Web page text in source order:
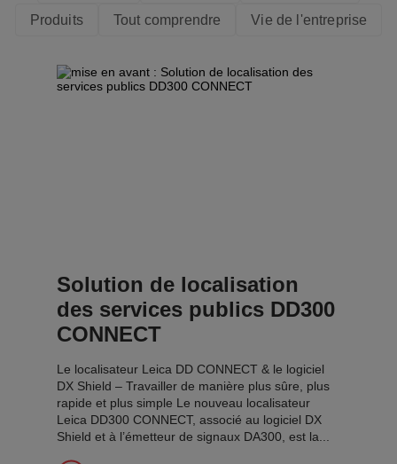
Produits Tout comprendre Vie de l'entreprise
Solution de localisation
des services publics DD300
CONNECT
Le localisateur Leica DD CONNECT & le logiciel
DX Shield – Travailler de manière plus sûre, plus
rapide et plus simple Le nouveau localisateur
Leica DD300 CONNECT, associé au logiciel DX
Shield et à l’émetteur de signaux DA300, est la...